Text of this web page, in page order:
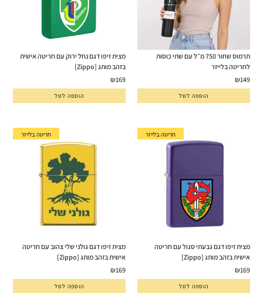
תרמוס שחור 750 מ״ל עם שתי כוסות
לחריטה בלייזר
₪149
הוספה לסל
מצית זיפו דגם נחל ירוק עם חריטה אישית
בזהב מותג [Zippo]
₪169
הוספה לסל
חריטה בלייזר
מצית זיפו דגם גבעתי סגול עם חריטה
אישית בזהב מותג [Zippo]
₪169
הוספה לסל
חריטה בלייזר
מצית זיפו דגם גולני שלי צהוב עם חריטה
אישית בזהב מותג [Zippo]
₪169
הוספה לסל